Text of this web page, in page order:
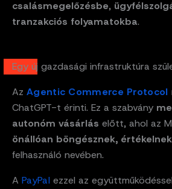
csalásmegelőzésbe,
tranzakciós folyamatokba.
Egy új gazdasági infrastruktúra
Az Agentic Commerce Protocol
ChatGPT-t érinti. Ez a szabvány
autonóm vásárlás előtt, ahol az
önállóan böngésznek,
felhasználó nevében.
A PayPalezzel az